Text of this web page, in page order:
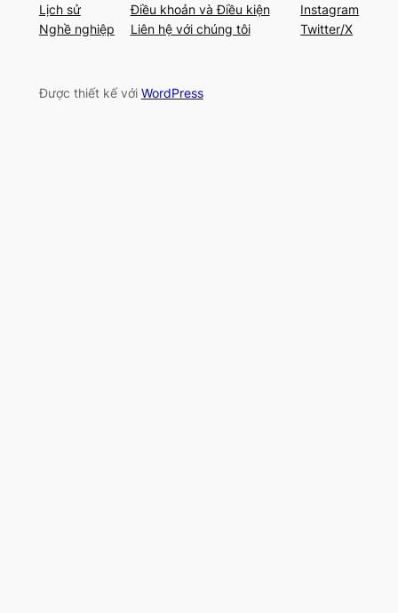
Lịch sử
Nghề nghiệp
Điều khoản và Điều kiện
Liên hệ với chúng tôi
Instagram
Twitter/X
Được thiết kế với WordPress